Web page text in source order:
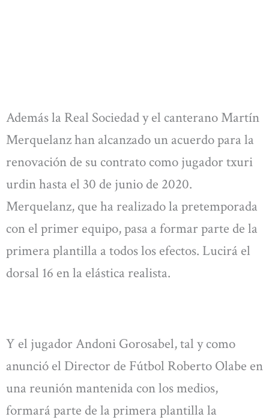
Además la Real Sociedad y el canterano Martín
Merquelanz han alcanzado un acuerdo para la
renovación de su contrato como jugador txuri
urdin hasta el 30 de junio de 2020.
Merquelanz, que ha realizado la pretemporada
con el primer equipo, pasa a formar parte de la
primera plantilla a todos los efectos. Lucirá el
dorsal 16 en la elástica realista.
Y el jugador Andoni Gorosabel, tal y como
anunció el Director de Fútbol Roberto Olabe en
una reunión mantenida con los medios,
formará parte de la primera plantilla la